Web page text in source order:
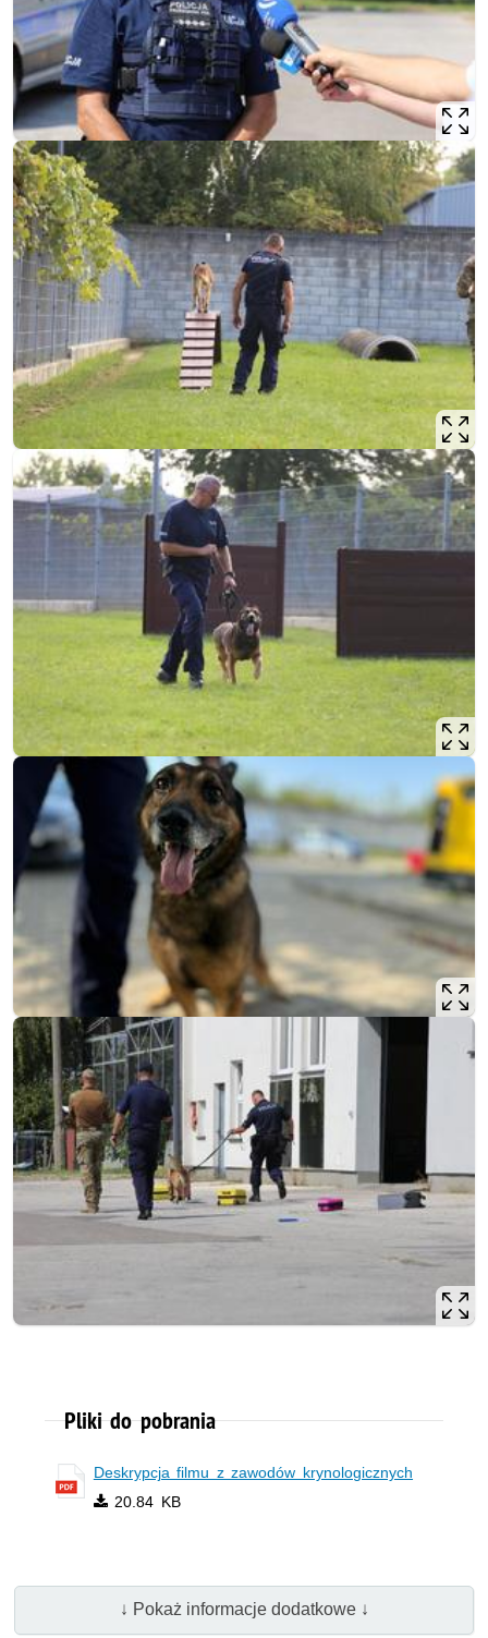
Pliki do pobrania
Deskrypcja filmu z zawodów krynologicznych
20.84 KB
↓ Pokaż informacje dodatkowe ↓